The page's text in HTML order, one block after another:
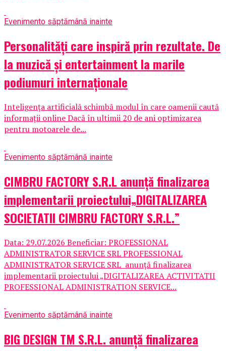
Evenimento săptămână inainte
Personalități care inspiră prin rezultate. De
la muzică și entertainment la marile
podiumuri internaționale
Inteligența artificială schimbă modul în care oamenii caută
informații online Dacă în ultimii 20 de ani optimizarea
pentru motoarele de...
Evenimento săptămână inainte
CIMBRU FACTORY S.R.L anunţă finalizarea
implementarii proiectului„DIGITALIZAREA
SOCIETATII CIMBRU FACTORY S.R.L.”
Data: 29.07.2026 Beneficiar: PROFESSIONAL
ADMINISTRATOR SERVICE SRL PROFESSIONAL
ADMINISTRATOR SERVICE SRL anunţă finalizarea
implementarii proiectului „DIGITALIZAREA ACTIVITATII
PROFESSIONAL ADMINISTRATION SERVICE...
Evenimento săptămână inainte
BIG DESIGN TM S.R.L. anunţă finalizarea